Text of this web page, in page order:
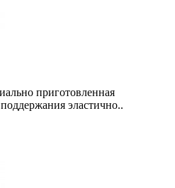
приготовленная
эластично..